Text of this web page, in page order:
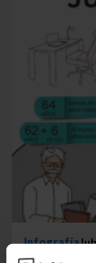
Infografía
poder acceder